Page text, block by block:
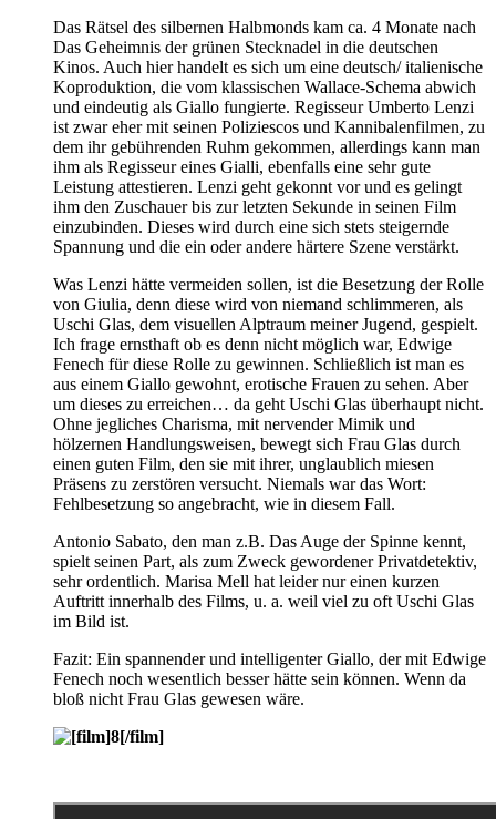
Das Rätsel des silbernen Halbmonds kam ca. 4 Monate nach
Das Geheimnis der grünen Stecknadel in die deutschen
Kinos. Auch hier handelt es sich um eine deutsch/ italienische
Koproduktion, die vom klassischen Wallace-Schema abwich
und eindeutig als Giallo fungierte. Regisseur Umberto Lenzi
ist zwar eher mit seinen Poliziescos und Kannibalenfilmen, zu
dem ihr gebührenden Ruhm gekommen, allerdings kann man
ihm als Regisseur eines Gialli, ebenfalls eine sehr gute
Leistung attestieren. Lenzi geht gekonnt vor und es gelingt
ihm den Zuschauer bis zur letzten Sekunde in seinen Film
einzubinden. Dieses wird durch eine sich stets steigernde
Spannung und die ein oder andere härtere Szene verstärkt.
Was Lenzi hätte vermeiden sollen, ist die Besetzung der Rolle
von Giulia, denn diese wird von niemand schlimmeren, als
Uschi Glas, dem visuellen Alptraum meiner Jugend, gespielt.
Ich frage ernsthaft ob es denn nicht möglich war, Edwige
Fenech für diese Rolle zu gewinnen. Schließlich ist man es
aus einem Giallo gewohnt, erotische Frauen zu sehen. Aber
um dieses zu erreichen… da geht Uschi Glas überhaupt nicht.
Ohne jegliches Charisma, mit nervender Mimik und
hölzernen Handlungsweisen, bewegt sich Frau Glas durch
einen guten Film, den sie mit ihrer, unglaublich miesen
Präsens zu zerstören versucht. Niemals war das Wort:
Fehlbesetzung so angebracht, wie in diesem Fall.
Antonio Sabato, den man z.B. Das Auge der Spinne kennt,
spielt seinen Part, als zum Zweck gewordener Privatdetektiv,
sehr ordentlich. Marisa Mell hat leider nur einen kurzen
Auftritt innerhalb des Films, u. a. weil viel zu oft Uschi Glas
im Bild ist.
Fazit: Ein spannender und intelligenter Giallo, der mit Edwige
Fenech noch wesentlich besser hätte sein können. Wenn da
bloß nicht Frau Glas gewesen wäre.